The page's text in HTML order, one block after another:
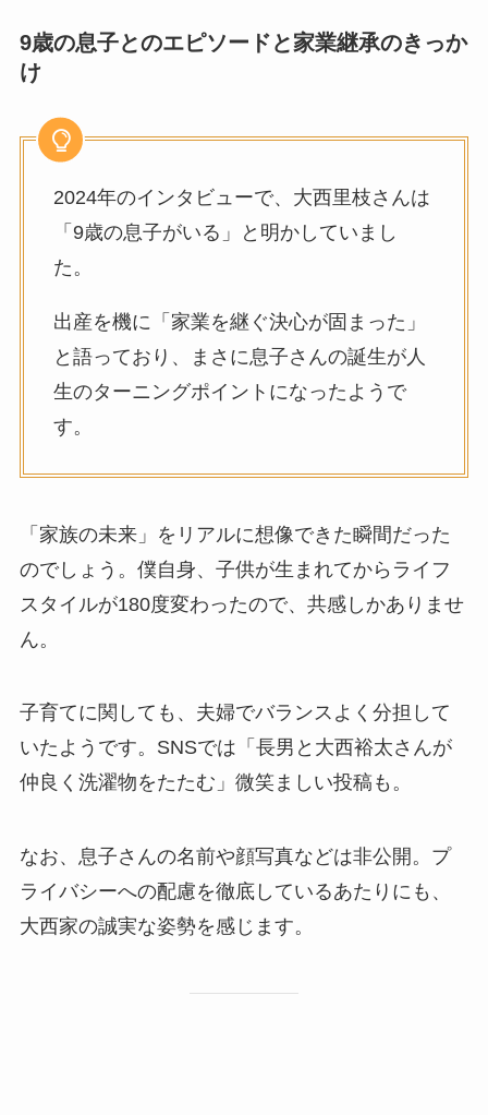
9歳の息子とのエピソードと家業継承のきっか
け
2024年のインタビューで、大西里枝さんは
「9歳の息子がいる」と明かしていまし
た。
出産を機に「家業を継ぐ決心が固まった」
と語っており、まさに息子さんの誕生が人
生のターニングポイントになったようで
す。
「家族の未来」をリアルに想像できた瞬間だった
のでしょう。僕自身、子供が生まれてからライフ
スタイルが180度変わったので、共感しかありませ
ん。
子育てに関しても、夫婦でバランスよく分担して
いたようです。SNSでは「長男と大西裕太さんが
仲良く洗濯物をたたむ」微笑ましい投稿も。
なお、息子さんの名前や顔写真などは非公開。プ
ライバシーへの配慮を徹底しているあたりにも、
大西家の誠実な姿勢を感じます。